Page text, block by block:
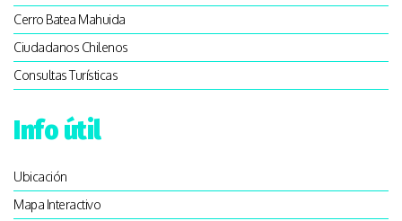
Cerro Batea Mahuida
Ciudadanos Chilenos
Consultas Turísticas
Info útil
Ubicación
Mapa Interactivo